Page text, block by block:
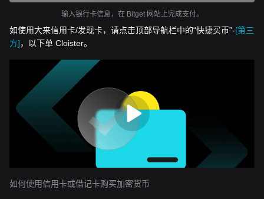
输入银行卡信息，在 Bitget 网站上完成支付。
如使用大来信用卡/发现卡，请点击顶部导航栏中的“快捷买币”-[第三
方]，以下单 Cloister。
如何使用信用卡或借记卡购买加密货币